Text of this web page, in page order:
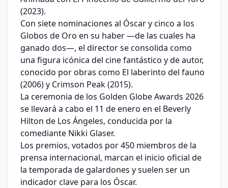
(2023).
Con siete nominaciones al Óscar y cinco a los
Globos de Oro en su haber —de las cuales ha
ganado dos—, el director se consolida como
una figura icónica del cine fantástico y de autor,
conocido por obras como El laberinto del fauno
(2006) y Crimson Peak (2015).
La ceremonia de los Golden Globe Awards 2026
se llevará a cabo el 11 de enero en el Beverly
Hilton de Los Ángeles, conducida por la
comediante Nikki Glaser.
Los premios, votados por 450 miembros de la
prensa internacional, marcan el inicio oficial de
la temporada de galardones y suelen ser un
indicador clave para los Óscar.